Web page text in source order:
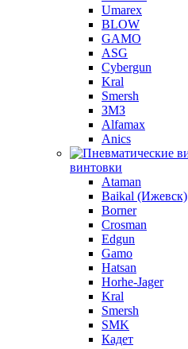
Umarex
BLOW
GAMO
ASG
Cybergun
Kral
Smersh
ЗМЗ
Alfamax
Anics
винтовки
Ataman
Baikal (Ижевск)
Borner
Crosman
Edgun
Gamo
Hatsan
Horhe-Jager
Kral
Smersh
SMK
Кадет